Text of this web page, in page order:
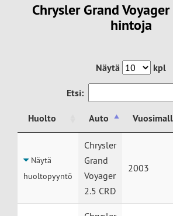
Chrysler Grand
hintoja
Näytä
kpl
Etsi:
Huolto Auto
Auto
Näytä
huoltopyyntö
Chrysler
Grand
Voyager
2.5 CRD
2003